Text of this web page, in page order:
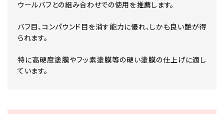
ウールバフとの組み合わせでの使用を推薦します。
バフ目、コンパウンド目を消す能力に優れ、しかも良い艶が得
られます。
特に高硬度塗膜やフッ素塗膜等の硬い塗膜の仕上げに適し
ています。